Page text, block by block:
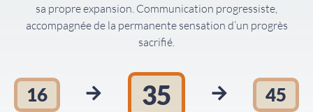
sa propre expansion. Communication progressiste,
accompagnée de la permanente sensation d’un progrès
sacrifié.
16 35 45